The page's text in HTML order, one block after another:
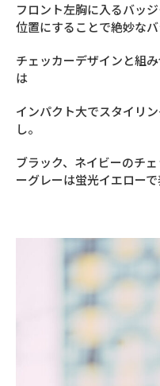
フロント左胸に入るバッ
位置にすることで絶妙な
チェッカーデザインと組
は
インパクト大でスタイリ
し。
ブラック、ネイビーのチ
ーグレーは蛍光イエローで